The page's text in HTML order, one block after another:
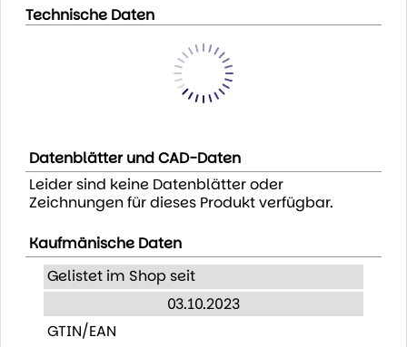
Technische Daten
Datenblätter und CAD-Daten
Leider sind keine Datenblätter oder
Zeichnungen für dieses Produkt verfügbar.
Kaufmänische Daten
Gelistet im Shop seit
03.10.2023
GTIN/EAN